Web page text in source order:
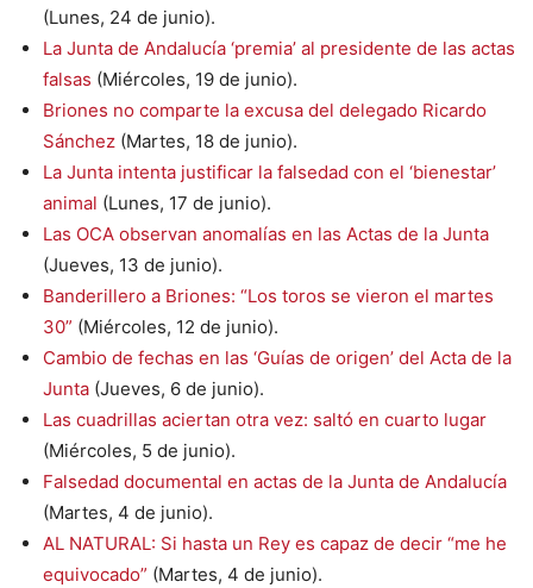
(Lunes, 24 de junio).
La Junta de Andalucía ‘premia’ al presidente de las actas
falsas (Miércoles, 19 de junio).
Briones no comparte la excusa del delegado Ricardo
Sánchez (Martes, 18 de junio).
La Junta intenta justificar la falsedad con el ‘bienestar’
animal (Lunes, 17 de junio).
Las OCA observan anomalías en las Actas de la Junta
(Jueves, 13 de junio).
Banderillero a Briones: “Los toros se vieron el martes
30” (Miércoles, 12 de junio).
Cambio de fechas en las ‘Guías de origen’ del Acta de la
Junta (Jueves, 6 de junio).
Las cuadrillas aciertan otra vez: saltó en cuarto lugar
(Miércoles, 5 de junio).
Falsedad documental en actas de la Junta de Andalucía
(Martes, 4 de junio).
AL NATURAL: Si hasta un Rey es capaz de decir “me he
equivocado” (Martes, 4 de junio).